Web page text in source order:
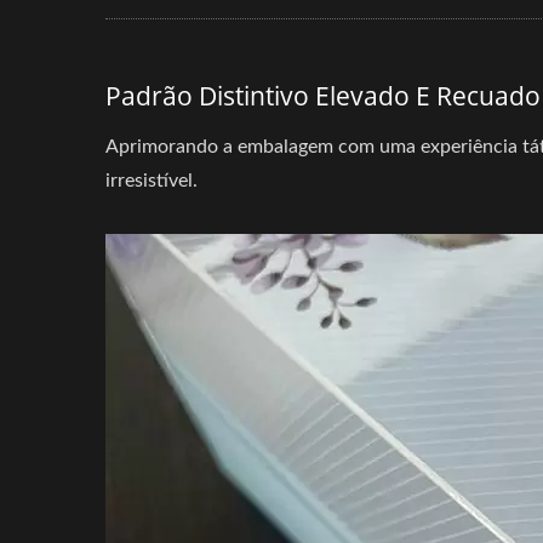
Padrão Distintivo Elevado E
Aprimorando a embalagem com uma experiência
irresistível.